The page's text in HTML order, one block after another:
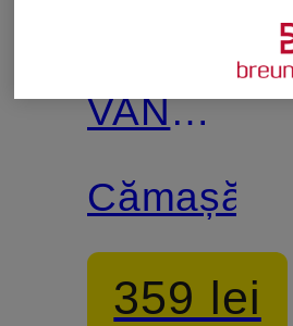
VAN
DEN
Cămașă
359 lei